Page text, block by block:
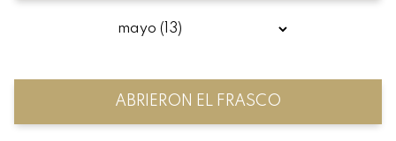
ABRIERON EL FRASCO